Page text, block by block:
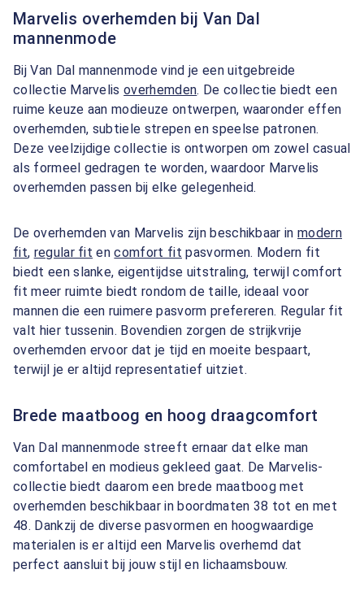
Marvelis overhemden bij Van Dal
mannenmode
Bij Van Dal mannenmode vind je een uitgebreide
collectie Marvelisoverhemden. De collectie biedt een
ruime keuze aan modieuze ontwerpen, waaronder effen
overhemden, subtiele strepen en speelse patronen.
Deze veelzijdige collectie is ontworpen om zowel casual
als formeel gedragen te worden, waardoor Marvelis
overhemden passen bij elke gelegenheid.
De overhemden van Marvelis zijn beschikbaar inmodern
fit, regular fit encomfort fit pasvormen. Modern fit
biedt een slanke, eigentijdse uitstraling, terwijl comfort
fit meer ruimte biedt rondom de taille, ideaal voor
mannen die een ruimere pasvorm prefereren. Regular fit
valt hier tussenin. Bovendien zorgen de strijkvrije
overhemden ervoor dat je tijd en moeite bespaart,
terwijl je er altijd representatief uitziet.
Brede maatboog en hoog draagcomfort
Van Dal mannenmode streeft ernaar dat elke man
comfortabel en modieus gekleed gaat. De Marvelis-
collectie biedt daarom een brede maatboog met
overhemden beschikbaar in boordmaten 38 tot en met
48. Dankzij de diverse pasvormen en hoogwaardige
materialen is er altijd een Marvelis overhemd dat
perfect aansluit bij jouw stijl en lichaamsbouw.